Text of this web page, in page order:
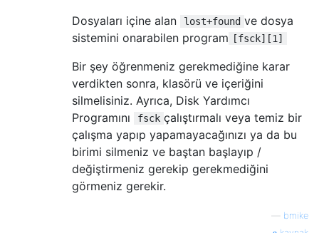
Dosyaları içine alan
lost+found ve dosya
sistemini onarabilen program [fsck][1]
Bir şey öğrenmeniz gerekmediğine karar
verdikten sonra, klasörü ve içeriğini
silmelisiniz. Ayrıca, Disk Yardımcı
Programını
fsck çalıştırmalı veya temiz bir
çalışma yapıp yapamayacağınızı ya da bu
birimi silmeniz ve baştan başlayıp /
değiştirmeniz gerekip gerekmediğini
görmeniz gerekir.
bmike